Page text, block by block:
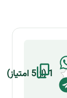
1 (از 5 امتیاز)